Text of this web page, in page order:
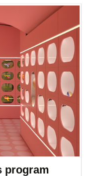
program